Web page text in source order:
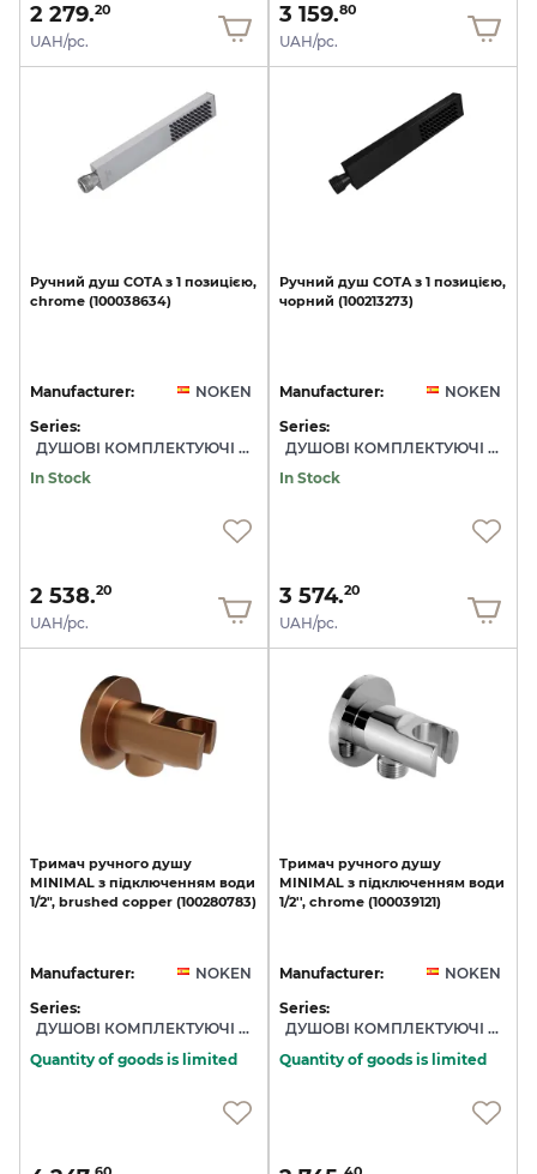
2 279.20
UAH/pc.
3 159.80
UAH/pc.
Ручний душ COTA з 1 позицією,
chrome (100038634)
Manufacturer:
NOKEN
Series:
ДУШОВІ КОМПЛЕКТУЮЧІ NOKEN
In Stock
2 538.20
UAH/pc.
Ручний душ COTA з 1 позицією,
чорний (100213273)
Manufacturer:
NOKEN
Series:
ДУШОВІ КОМПЛЕКТУЮЧІ NOKEN
In Stock
3 574.20
UAH/pc.
Тримач ручного душу
MINIMAL з підключенням води
1/2", brushed copper (100280783)
Manufacturer:
NOKEN
Series:
ДУШОВІ КОМПЛЕКТУЮЧІ NOKEN
Quantity of goods is limited
Тримач ручного душу
MINIMAL з підключенням води
1/2'', chrome (100039121)
Manufacturer:
NOKEN
Series:
ДУШОВІ КОМПЛЕКТУЮЧІ NOKEN
Quantity of goods is limited